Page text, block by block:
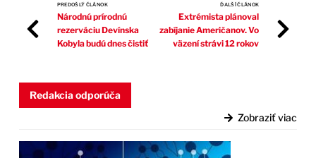
PREDOŠLÝ ČLÁNOK
Národnú prírodnú
rezerváciu Devínska
Kobyla budú dnes čistiť
ĎALŠÍ ČLÁNOK
Extrémista plánoval
zabíjanie Američanov. Vo
väzení strávi 12 rokov
Redakcia odporúča
Zobraziť viac